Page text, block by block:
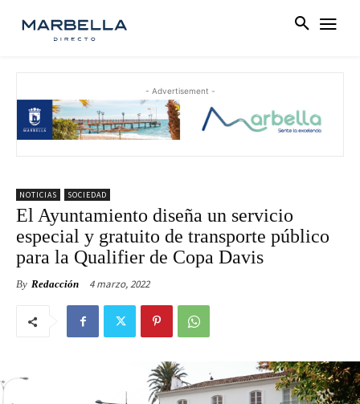
- Advertisement -
NOTICIAS SOCIEDAD
El Ayuntamiento diseña un servicio
especial y gratuito de transporte público
para la Qualifier de Copa Davis
By Redacción 4 marzo, 2022